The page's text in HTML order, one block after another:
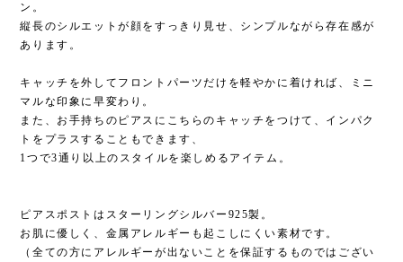
ン。
縦長のシルエットが顔をすっきり見せ、シンプルながら存在感が
あります。
キャッチを外してフロントパーツだけを軽やかに着ければ、ミニ
マルな印象に早変わり。
また、お手持ちのピアスにこちらのキャッチをつけて、インパク
トをプラスすることもできます、
1つで3通り以上のスタイルを楽しめるアイテム。
ピアスポストはスターリングシルバー925製。
お肌に優しく、金属アレルギーも起こしにくい素材です。
（全ての方にアレルギーが出ないことを保証するものではござい